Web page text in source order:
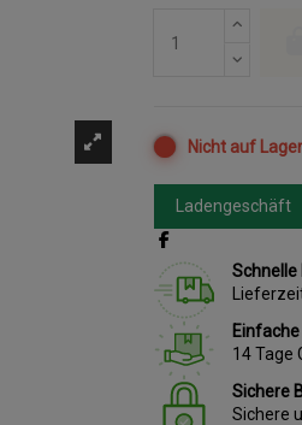
Nicht auf Lager
Ladengeschäft
Schnelle
14 Tage
Sichere
Sichere